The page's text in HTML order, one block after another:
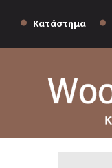
Κατάστημα